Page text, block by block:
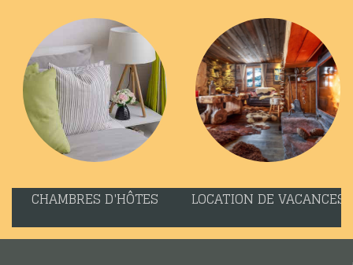
CHAMBRES D'HÔTES LOCATION DE VACANCES